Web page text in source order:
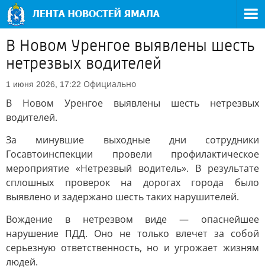
В Новом Уренгое выявлены шесть
нетрезвых водителей
1 июня 2026, 17:22 Официально
В Новом Уренгое выявлены шесть нетрезвых
водителей.
За минувшие выходные дни сотрудники
Госавтоинспекции провели профилактическое
мероприятие «Нетрезвый водитель». В результате
сплошных проверок на дорогах города было
выявлено и задержано шесть таких нарушителей.
Вождение в нетрезвом виде — опаснейшее
нарушение ПДД. Оно не только влечет за собой
серьезную ответственность, но и угрожает жизням
людей.